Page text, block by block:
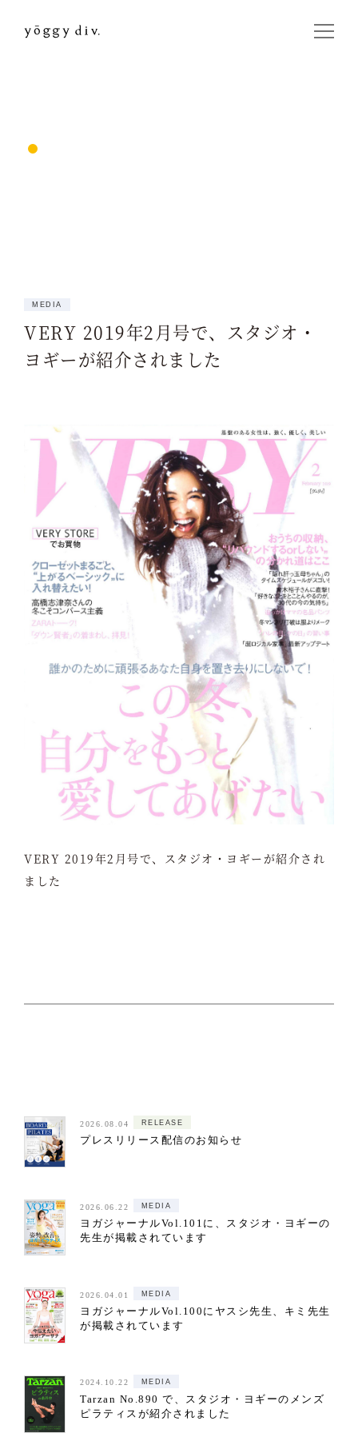
MEDIA
VERY 2019年2月号で、スタジオ・
ヨギーが紹介されました
VERY 2019年2月号で、スタジオ・ヨギーが紹介され
ました
2026.08.04 RELEASE
プレスリリース配信のお知らせ
2026.06.22 MEDIA
ヨガジャーナルVol.101に、スタジオ・ヨギーの
先生が掲載されています
2026.04.01 MEDIA
ヨガジャーナルVol.100にヤスシ先生、キミ先生
が掲載されています
2024.10.22 MEDIA
Tarzan No.890 で、スタジオ・ヨギーのメンズ
ピラティスが紹介されました